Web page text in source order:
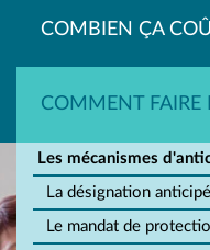
COMBIEN ÇA
COMMENT FAIRE
Les mécanismes
La désignation
Le mandat de